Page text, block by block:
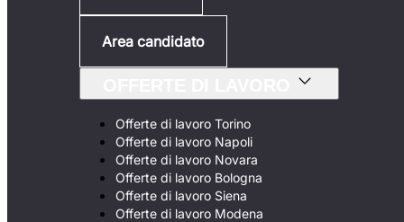
Area candidato
Offerte di lavoro Torino
Offerte di lavoro Napoli
Offerte di lavoro Novara
Offerte di lavoro Bologna
Offerte di lavoro Siena
Offerte di lavoro Modena